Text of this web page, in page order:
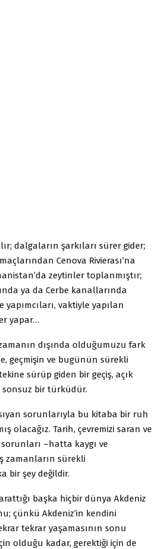
dalgaların şarkıları sürer gider;
Cenova Rivierası’na
zeytinler toplanmıştır;
ya da Cerbe kanallarında
yapımcıları, vaktiyle yapılan
yapar…
dışında olduğumuzu fark
geçmişin ve bugünün sürekli
sürüp giden bir geçiş, açık
sonsuz bir türküdür.
sorunlarıyla bu kitaba bir ruh
olacağız. Tarih, çevremizi saran ve
–hatta kaygı ve
zamanların sürekli
bir şey değildir.
başka hiçbir dünya Akdeniz
çünkü Akdeniz’in kendini
tekrar yaşamasının sonu
olduğu kadar, gerektiği için de